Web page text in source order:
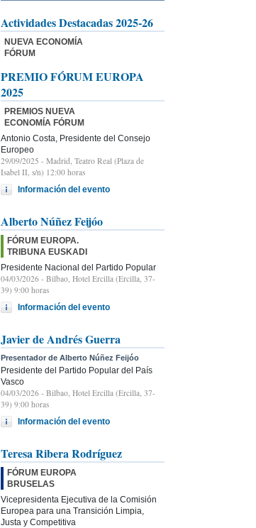
Actividades Destacadas 2025-26
NUEVA ECONOMÍA
FÓRUM
PREMIO FÓRUM EUROPA
2025
PREMIOS NUEVA
ECONOMÍA FÓRUM
Antonio Costa, Presidente del Consejo
Europeo
29/09/2025 - Madrid, Teatro Real (Plaza de
Isabel II, s/n) 12:00 horas
Información del evento
Alberto Núñez Feijóo
FÓRUM EUROPA.
TRIBUNA EUSKADI
Presidente Nacional del Partido Popular
04/03/2026 - Bilbao, Hotel Ercilla (Ercilla, 37-
39) 9:00 horas
Información del evento
Javier de Andrés Guerra
Presentador de Alberto Núñez Feijóo
Presidente del Partido Popular del País
Vasco
04/03/2026 - Bilbao, Hotel Ercilla (Ercilla, 37-
39) 9:00 horas
Información del evento
Teresa Ribera Rodríguez
FÓRUM EUROPA
BRUSELAS
Vicepresidenta Ejecutiva de la Comisión
Europea para una Transición Limpia,
Justa y Competitiva